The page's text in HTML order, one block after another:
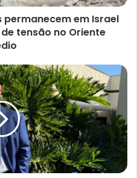
em Israel
tensão no Oriente